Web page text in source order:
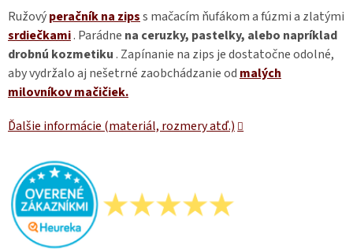
Ružovýperačník na zipss mačacím ňufákom a fúzmi a zlatými
srdiečkami. Parádne na ceruzky, pastelky, alebo napríklad
drobnú kozmetiku . Zapínanie na zips je dostatočne odolné,
aby vydržalo aj nešetrné zaobchádzanie od malých
milovníkov mačičiek.
Ďalšie informácie (materiál, rozmery atď.)